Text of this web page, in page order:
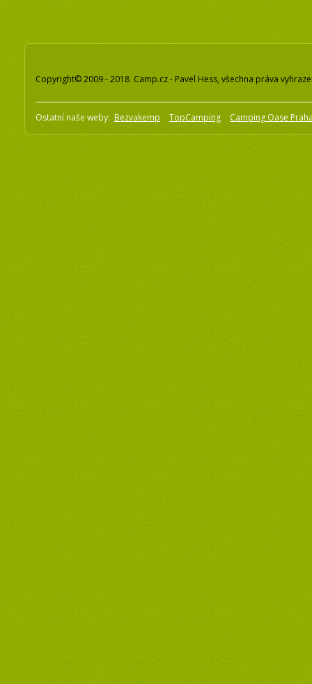
Copyright© 2009 - 2018 Camp.cz - Pavel Hess, všechna práva
Ostatní naše weby: Bezvakemp TopCamping Camping Oase